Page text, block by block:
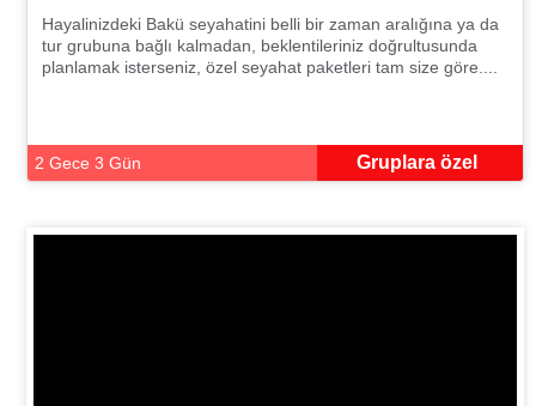
Hayalinizdeki Bakü seyahatini belli bir zaman aralığına ya da
tur grubuna bağlı kalmadan, beklentileriniz doğrultusunda
planlamak isterseniz, özel seyahat paketleri tam size göre....
2 Gece 3 Gün Gruplara özel